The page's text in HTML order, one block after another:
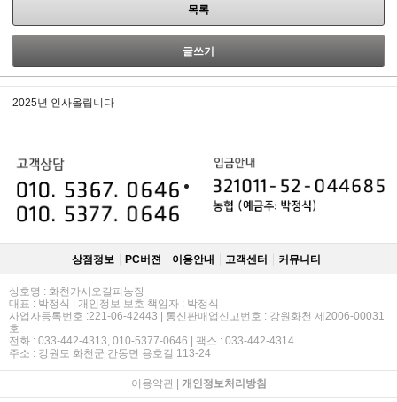
목록
글쓰기
2025년 인사올립니다
상점정보 PC버젼 이용안내 고객센터 커뮤니티
상호명 : 화천가시오갈피농장
대표 : 박정식 | 개인정보 보호 책임자 : 박정식
사업자등록번호 :221-06-42443 | 통신판매업신고번호 : 강원화천 제2006-00031
호
전화 : 033-442-4313, 010-5377-0646 | 팩스 : 033-442-4314
주소 : 강원도 화천군 간동면 용호길 113-24
이용약관| 개인정보처리방침